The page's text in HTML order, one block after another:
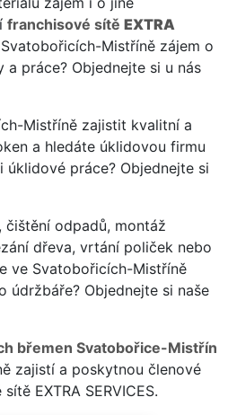
franchisové sítě EXTRA
Mistříně zájem o
práce? Objednejte si u nás
Mistříně zajistit kvalitní a
a hledáte úklidovou firmu
práce? Objednejte si
odpadů, montáž
dřeva, vrtání poliček nebo
ve Svatobořicích-Mistříně
údržbáře? Objednejte si naše
břemen Svatobořice-Mistřín
zajistí a poskytnou členové
EXTRA SERVICES.